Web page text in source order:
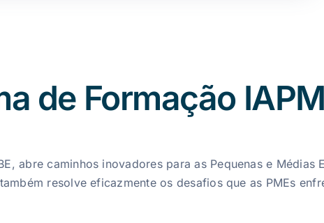
de Formação
abre caminhos inovadores para as Pequenas e Médias
resolve eficazmente os desafios que as PMEs